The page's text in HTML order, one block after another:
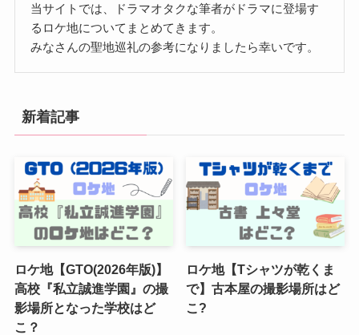
当サイトでは、ドラマオタクな筆者がドラマに登場す
るロケ地についてまとめてきます。
みなさんの聖地巡礼の参考になりましたら幸いです。
新着記事
ロケ地【GTO(2026年版)】
高校『私立誠進学園』の撮
影場所となった学校はど
こ？
ロケ地【Tシャツが乾くま
で】古本屋の撮影場所はど
こ?